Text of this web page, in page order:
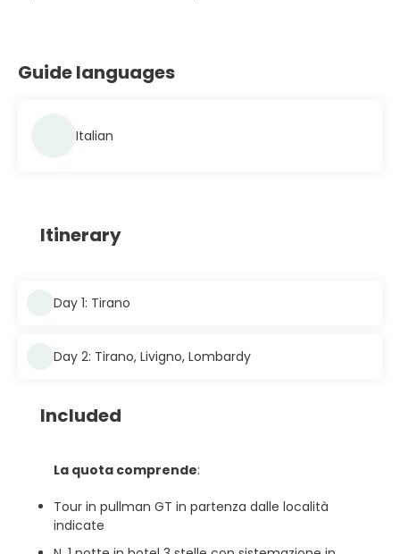
Guide languages
Italian
Itinerary
Day 1: Tirano
Day 2: Tirano, Livigno, Lombardy
Included
La quota comprende:
Tour in pullman GT in partenza dalle località
indicate